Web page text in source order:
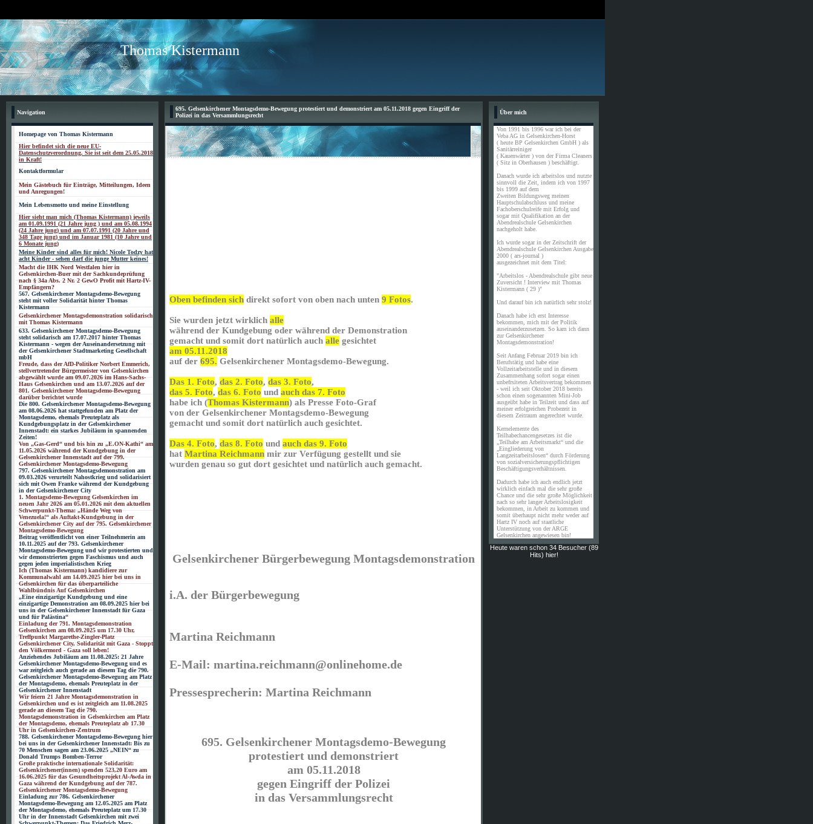
Thomas Kistermann
Navigation
Homepage von Thomas Kistermann
Hier befindet sich die neue EU-
Datenschutzverordnung. Sie ist seit dem 25.05.2018
in Kraft!
Kontaktformular
Mein Gästebuch für Einträge, Mitteilungen, Ideen
und Anregungen!
Mein Lebensmotto und meine Einstellung
Hier sieht man mich (Thomas Kistermann) jeweils
am 01.09.1991 (21 Jahre jung ) und am 05.08.1994
(24 Jahre jung) und am 07.07.1991 (20 Jahre und
348 Tage jung) und im Januar 1981 (10 Jahre und
6 Monate jung)
Meine Kinder sind alles für mich! Nicole Todzy hat
acht Kinder - sehen darf die junge Mutter keines!
Macht die IHK Nord Westfalen hier in
Gelsenkirchen-Buer mit der Sachkundeprüfung
nach § 34a Abs. 2 Nr. 2 GewO Profit mit Hartz-IV-
Empfängern?
567. Gelsenkirchener Montagsdemo-Bewegung
steht mit voller Solidarität hinter Thomas
Kistermann
Gelsenkirchener Montagsdemonstration solidarisch
mit Thomas Kistermann
633. Gelsenkirchener Montagsdemo-Bewegung
steht solidarisch am 17.07.2017 hinter Thomas
Kistermann - wegen der Auseinandersetzung mit
der Gelsenkirchener Stadtmarketing Gesellschaft
mbH
Freude, dass der AfD-Politiker Norbert Emmerich,
stellvertretender Bürgermeister von Gelsenkirchen
abgewählt wurde am 09.07.2026 im Hans-Sachs-
Haus Gelsenkirchen und am 13.07.2026 auf der
801. Gelsenkirchener Montagsdemo-Bewegung
darüber berichtet wurde
Die 800. Gelsenkirchener Montagsdemo-Bewegung
am 08.06.2026 hat stattgefunden am Platz der
Montagsdemo, ehemals Preuteplatz als
Kundgebungsplatz in der Gelsenkirchener
Innenstadt: ein starkes Jubiläum in spannenden
Zeiten!
Von „Gas-Gerd“ und bis hin zu „E.ON-Kathi“ am
11.05.2026 während der Kundgebung in der
Gelsenkirchener Innenstadt auf der 799.
Gelsenkirchener Montagsdemo-Bewegung
797. Gelsenkirchener Montagsdemonstration am
09.03.2026 verurteilt Nahostkrieg und solidarisiert
sich mit Owen Franke während der Kundgebung
in der Gelsenkirchener City
1. Montagsdemo-Bewegung Gelsenkirchen im
neuen Jahr 2026 am 05.01.2026 mit dem aktuellen
Schwerpunkt-Thema: „Hände Weg von
Venezuela!“ als Auftakt-Kundgebung in der
Gelsenkirchener City auf der 795. Gelsenkirchener
Montagsdemo-Bewegung
Beitrag veröffentlicht von einer Teilnehmerin am
10.11.2025 auf der 793. Gelsenkirchener
Montagsdemo-Bewegung und wir protestierten und
wir demonstrierten gegen Faschismus und auch
gegen jeden imperialistischen Krieg
Ich (Thomas Kistermann) kandidiere zur
Kommunalwahl am 14.09.2025 hier bei uns in
Gelsenkirchen für das überparteiliche
Wahlbündnis Auf Gelsenkirchen
„Eine einzigartige Kundgebung und eine
einzigartige Demonstration am 08.09.2025 hier bei
uns in der Gelsenkirchener Innenstadt für Gaza
und für Palästina“
Einladung der 791. Montagsdemonstration
Gelsenkirchen am 08.09.2025 um 17.30 Uhr,
Treffpunkt Margarethe-Zingler-Platz
Gelsenkirchener City, Solidarität mit Gaza - Stoppt
den Völkermord - Gaza soll leben!
Anziehendes Jubiläum am 11.08.2025: 21 Jahre
Gelsenkirchener Montagsdemo-Bewegung und es
war zeitgleich auch gerade an diesem Tag die 790.
Gelsenkirchener Montagsdemo-Bewegung am Platz
der Montagsdemo, ehemals Preuteplatz in der
Gelsenkirchener Innenstadt
Wir feiern 21 Jahre Montagsdemonstration in
Gelsenkirchen und es ist zeitgleich am 11.08.2025
gerade an diesem Tag die 790.
Montagsdemonstration in Gelsenkirchen am Platz
der Montagsdemo, ehemals Preuteplatz ab 17.30
Uhr in Gelsenkirchen-Zentrum
788. Gelsenkirchener Montagsdemo-Bewegung hier
bei uns in der Gelsenkirchener Innenstadt: Bis zu
70 Menschen sagen am 23.06.2025 „NEIN“ zu
Donald Trumps Bomben-Terror
Große praktische internationale Solidarität:
Gelsenkirchener(innen) spenden 523,20 Euro am
16.06.2025 für das Gesundheitsprojekt Al-Awda in
Gaza während der Kundgebung auf der 787.
Gelsenkirchener Montagsdemo-Bewegung
Einladung zur 786. Gelsenkirchener
Montagsdemo-Bewegung am 12.05.2025 am Platz
der Montagsdemo, ehemals Preuteplatz um 17.30
Uhr in der Innenstadt Gelsenkirchen mit zwei
695. Gelsenkirchener Montagsdemo-Bewegung protestiert und demonstriert am 05.11.2018 gegen Eingriff der
Polizei in das Versammlungsrecht
Oben befinden sich direkt sofort von oben nach unten 9 Fotos.
Sie wurden jetzt wirklich alle
während der Kundgebung oder während der Demonstration
gemacht und somit dort natürlich auch alle gesichtet
am 05.11.2018
auf der 695. Gelsenkirchener Montagsdemo-Bewegung.
Das 1. Foto, das 2. Foto, das 3. Foto,
das 5. Foto, das 6. Foto und auch das 7. Foto
habe ich (Thomas Kistermann) als Presse Foto-Graf
von der Gelsenkirchener Montagsdemo-Bewegung
gemacht und somit dort natürlich auch gesichtet.
Das 4. Foto, das 8. Foto und auch das 9. Foto
hat Martina Reichmann mir zur Verfügung gestellt und sie
wurden genau so gut dort gesichtet und natürlich auch gemacht.
Gelsenkirchener Bürgerbewegung Montagsdemonstration
i.A. der Bürgerbewegung
Martina Reichmann
E-Mail: martina.reichmann@onlinehome.de
Pressesprecherin: Martina Reichmann
695. Gelsenkirchener Montagsdemo-Bewegung
protestiert und demonstriert
am 05.11.2018
gegen Eingriff der Polizei
in das Versammlungsrecht
Über mich
Von 1991 bis 1996 war ich bei der
Veba AG in Gelsenkirchen-Horst
( heute BP Gelsenkirchen GmbH ) als
Sanitärreiniger
( Kauenwärter ) von der Firma Cleaners
( Sitz in Oberhausen ) beschäftigt.
Danach wurde ich arbeitslos und nutzte
sinnvoll die Zeit, indem ich von 1997
bis 1999 auf dem
Zweiten Bildungsweg meinen
Hauptschulabschluss und meine
Fachoberschulreife mit Erfolg und
sogar mit Qualifikation an der
Abendrealschule Gelsenkirchen
nachgeholt habe.
Ich wurde sogar in der Zeitschrift der
Abendrealschule Gelsenkirchen Ausgabe
2000 ( ars-journal )
ausgezeichnet mit dem Titel:
"Arbeitslos - Abendrealschule gibt neue
Zuversicht ! Interview mit Thomas
Kistermann ( 29 )"
Und darauf bin ich natürlich sehr stolz!
Danach habe ich erst Interesse
bekommen, mich mit der Politik
auseinanderzusetzen. So kam ich dann
zur Gelsenkirchener
Montagsdemonstration!
Seit Anfang Februar 2019 bin ich
Berufstätig und habe eine
Vollzeitarbeitstelle und in diesem
Zusammenhang sofort sogar einen
unbefrsiteten Arbeitsvertrag bekommen
- weil ich seit Oktober 2018 bereits
schon einen sogenannten Mini-Job
ausgeübt habe in Teilzeit und dass auf
meiner erfolgreichen Probezeit in
diesem Zeitraum angerechtet wurde.
Kernelemente des
Teilhabechancengesetzes ist die
„Teilhabe am Arbeitsmarkt“ und die
„Eingliederung von
Langzeitarbeitslosen“ durch Förderung
von sozialversicherungspflichtigen
Beschäftigungsverhältnissen.
Dadurch habe ich auch endlich jetzt
wirklich einfach mal die sehr große
Chance und die sehr große Möglichkeit
nach so sehr langer Arbeitslosigkeit
bekommen, in Arbeit zu kommen und
somit überhaupt nicht mehr weder auf
Hartz IV noch auf staatliche
Unterstützung von der ARGE
Gelsenkirchen angewiesen bin!
Heute waren schon 34 Besucher (89
Hits) hier!